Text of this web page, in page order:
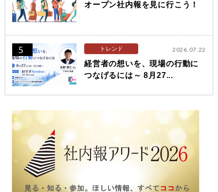
オープン社内報を見に行こう！
5 トレンド 2026.07.22
経営者の想いを、現場の行動に
つなげるには～ 8月27...